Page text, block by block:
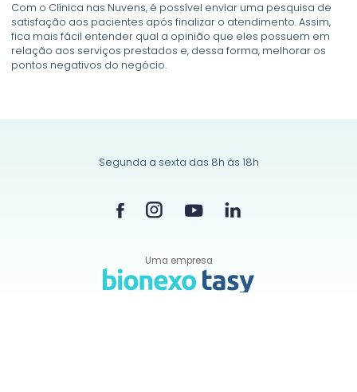
Com o Clínica nas Nuvens, é possível enviar uma pesquisa de
satisfação aos pacientes após finalizar o atendimento. Assim,
fica mais fácil entender qual a opinião que eles possuem em
relação aos serviços prestados e, dessa forma, melhorar os
pontos negativos do negócio.
Segunda a sexta das 8h às 18h
Uma empresa